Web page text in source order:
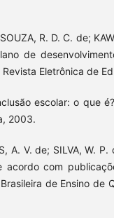
R. D. C. de;
de
Eletrônica de
escolar: o que
2003.
A. V. de; SILVA, W.
acordo com
de Ensino de